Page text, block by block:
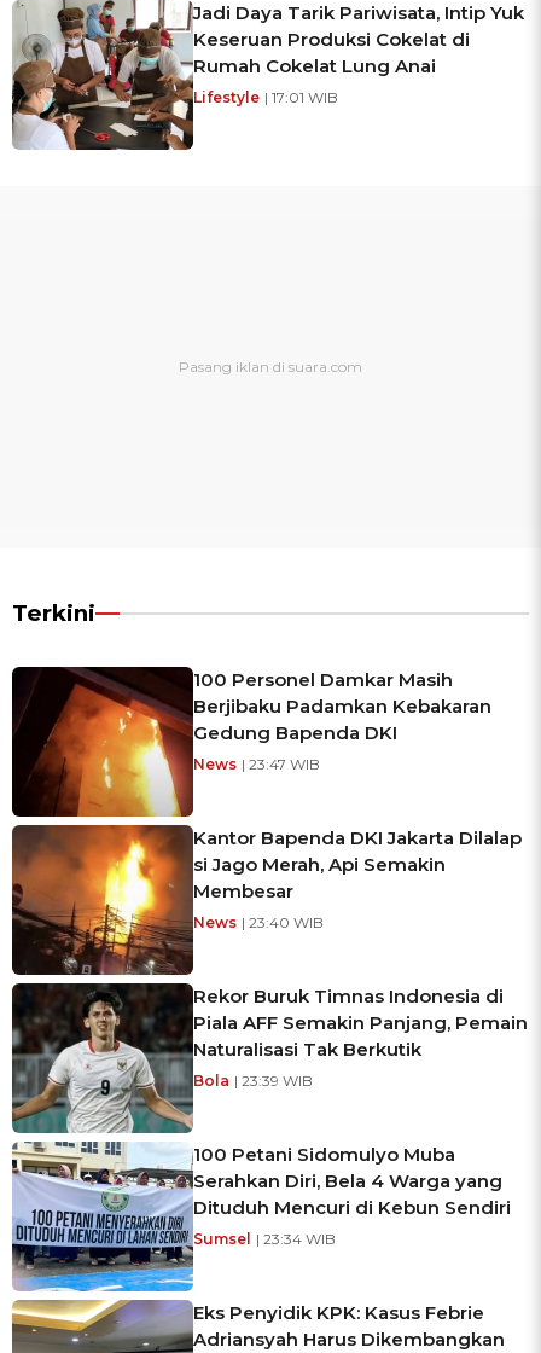
Jadi Daya Tarik Pariwisata, Intip Yuk
Keseruan Produksi Cokelat di
Rumah Cokelat Lung Anai
Lifestyle | 17:01 WIB
Terkini
100 Personel Damkar Masih
Berjibaku Padamkan Kebakaran
Gedung Bapenda DKI
News | 23:47 WIB
Kantor Bapenda DKI Jakarta Dilalap
si Jago Merah, Api Semakin
Membesar
News | 23:40 WIB
Rekor Buruk Timnas Indonesia di
Piala AFF Semakin Panjang, Pemain
Naturalisasi Tak Berkutik
Bola | 23:39 WIB
100 Petani Sidomulyo Muba
Serahkan Diri, Bela 4 Warga yang
Dituduh Mencuri di Kebun Sendiri
Sumsel | 23:34 WIB
Eks Penyidik KPK: Kasus Febrie
Adriansyah Harus Dikembangkan